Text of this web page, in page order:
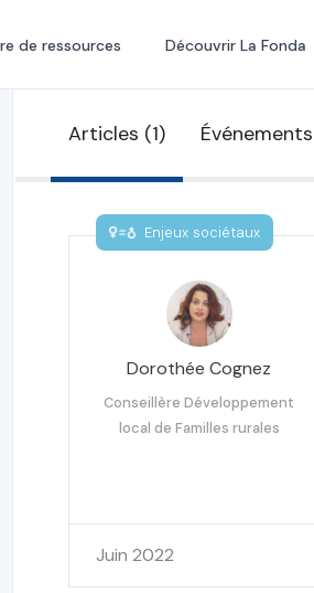
de ressources Découvrir La Fonda
Articles (1)
Enjeux sociétaux
Dorothée Cognez
Conseillère Développement
local de Familles rurales
Juin 2022